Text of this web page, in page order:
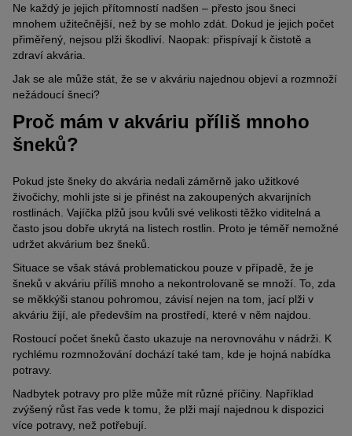
Ne každý je jejich přítomností nadšen – přesto jsou šneci
mnohem užitečnější, než by se mohlo zdát. Dokud je jejich počet
přiměřený, nejsou plži škodliví. Naopak: přispívají k čistotě a
zdraví akvária.
Jak se ale může stát, že se v akváriu najednou objeví a rozmnoží
nežádoucí šneci?
Proč mám v akváriu příliš mnoho
šneků?
Pokud jste šneky do akvária nedali záměrně jako užitkové
živočichy, mohli jste si je přinést na zakoupených akvarijních
rostlinách . Vajíčka plžů jsou kvůli své velikosti těžko viditelná a
často jsou dobře ukrytá na listech rostlin. Proto je téměř nemožné
udržet akvárium bez šneků.
Situace se však stává problematickou pouze v případě, že je
šneků v akváriu příliš mnoho a nekontrolovaně se množí. To, zda
se měkkýši stanou pohromou, závisí nejen na tom, jací plži v
akváriu žijí, ale především na prostředí, které v něm najdou.
Rostoucí počet šneků často ukazuje na nerovnováhu v nádrži. K
rychlému rozmnožování dochází také tam, kde je hojná nabídka
potravy.
Nadbytek potravy pro plže může mít různé příčiny. Například
zvýšený růst řas vede k tomu , že plži mají najednou k dispozici
více potravy, než potřebují.